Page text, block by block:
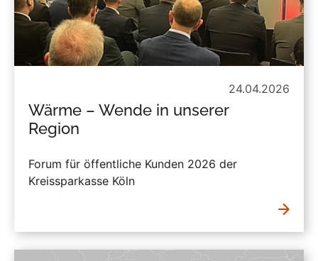
24.04.2026
Wärme – Wende in unserer
Region
Forum für öffentliche Kunden 2026 der
Kreissparkasse Köln